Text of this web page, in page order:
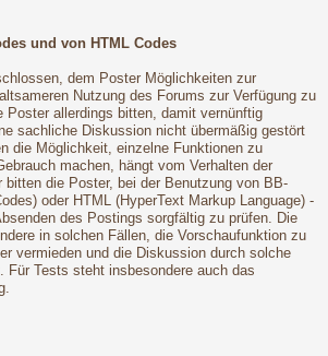
und von HTML Codes
dem Poster Möglichkeiten zur
Nutzung des Forums zur Verfügung zu
Poster allerdings bitten, damit vernünftig
sachliche Diskussion nicht übermäßig gestört
die Möglichkeit, einzelne Funktionen zu
machen, hängt vom Verhalten der
bitten die Poster, bei der Benutzung von BB-
oder HTML (HyperText Markup Language) -
des Postings sorgfältig zu prüfen. Die
in solchen Fällen, die Vorschaufunktion zu
vermieden und die Diskussion durch solche
Für Tests steht insbesondere auch das